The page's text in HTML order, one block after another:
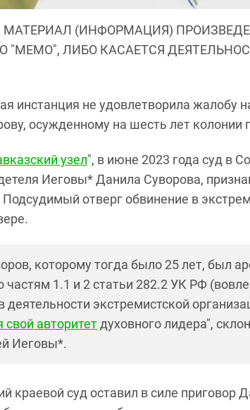
(ИНФОРМАЦИЯ)
"МЕМО", ЛИБО КАСАЕТСЯ
инстанция не удовлетворила жалобу
осужденному на шесть лет колонии
узел", в июне 2023 года суд в
Иеговы* Данила Суворова,
Подсудимый отверг обвинение в
которому тогда было 25 лет, был
частям 1.1 и 2 статьи 282.2 УК РФ
деятельности экстремистской
свой авторитетдуховного лидера",
Иеговы*.
краевой суд оставил в силе приговор